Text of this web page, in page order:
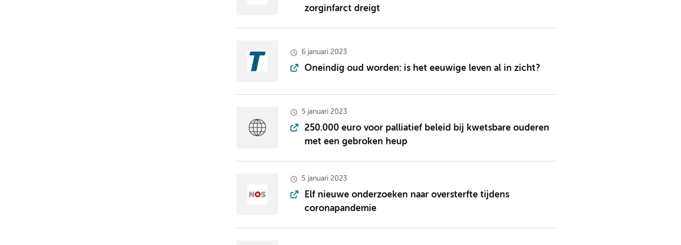
zorginfarct dreigt
6 januari 2023
Oneindig oud worden: is het eeuwige leven al in zicht?
5 januari 2023
250.000 euro voor palliatief beleid bij kwetsbare ouderen
met een gebroken heup
5 januari 2023
Elf nieuwe onderzoeken naar oversterfte tijdens
coronapandemie